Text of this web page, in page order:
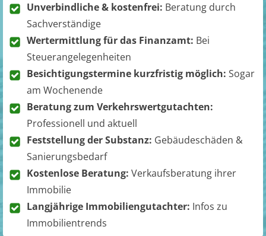
Unverbindliche & kostenfrei: Beratung durch
Sachverständige
Wertermittlung für das Finanzamt: Bei
Steuerangelegenheiten
Besichtigungstermine kurzfristig möglich: Sogar
am Wochenende
Beratung zum Verkehrswertgutachten:
Professionell und aktuell
Feststellung der Substanz: Gebäudeschäden &
Sanierungsbedarf
Kostenlose Beratung: Verkaufsberatung ihrer
Immobilie
Langjährige Immobiliengutachter: Infos zu
Immobilientrends